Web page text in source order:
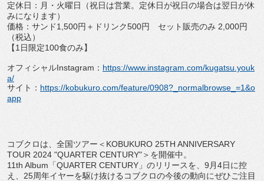
定休日：月・火曜日（祝日は営業。 定休日が祝日の場合は翌日が休
みになります）
価格：サンド1,500円＋ドリンク500円 セット販売のみ 2,000円
（税込）
【1日限定100食のみ】
オフィシャルInstagram： https://www. instagram.com/kugatsu.youk
a/
サイト： https://kobukuro.com/feature/0908?_normalbrowse_=1&o
app
コブクロは、全国ツアー＜KOBUKURO 25TH ANNIVERSARY
TOUR 2024 "QUARTER CENTURY"＞を開催中。
11th Album「QUARTER CENTURY」のリリースを、9月4日に控
え、 25周年イヤーを駆け抜けるコブクロの今後の動向にぜひご注目